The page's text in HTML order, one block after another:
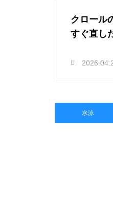
クロール
すぐ直し
水泳